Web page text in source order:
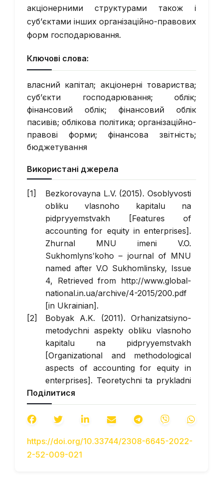
акціонерними структурами також і
суб’єктами інших організаційно-правових
форм господарювання.
Ключові слова:
власний капітал; акціонерні товариства;
суб’єкти господарювання; облік;
фінансовий облік; фінансовий облік
пасивів; облікова політика; організаційно-
правові форми; фінансова звітність;
бюджетування
Використані джерела
Bezkorovayna L.V. (2015). Osoblyvosti
obliku vlasnoho kapitalu na
pidpryyemstvakh [Features of
accounting for equity in enterprises].
Zhurnal MNU imeni V.O.
Sukhomlynsʹkoho – journal of MNU
named after V.O Sukhomlinsky, Іssue
4, Retrieved from http://www.global-
national.in.ua/archive/4-2015/200.pdf
[in Ukrainian].
Bobyak A.K. (2011). Orhanizatsiyno-
metodychni aspekty obliku vlasnoho
kapitalu na pidpryyemstvakh
[Organizational and methodological
aspects of accounting for equity in
enterprises]. Teoretychni ta prykladni
pytannya ekonomiky: zbirnyk
naukovykh pratsʹ – Theoretical and
applied issues of economics: a
Kyyivsʹkyy universytet, 24, 368–375.
Retrieved from
Поділитися
https://doi.org/10.33744/2308-6645-2022-
2-52-009-021